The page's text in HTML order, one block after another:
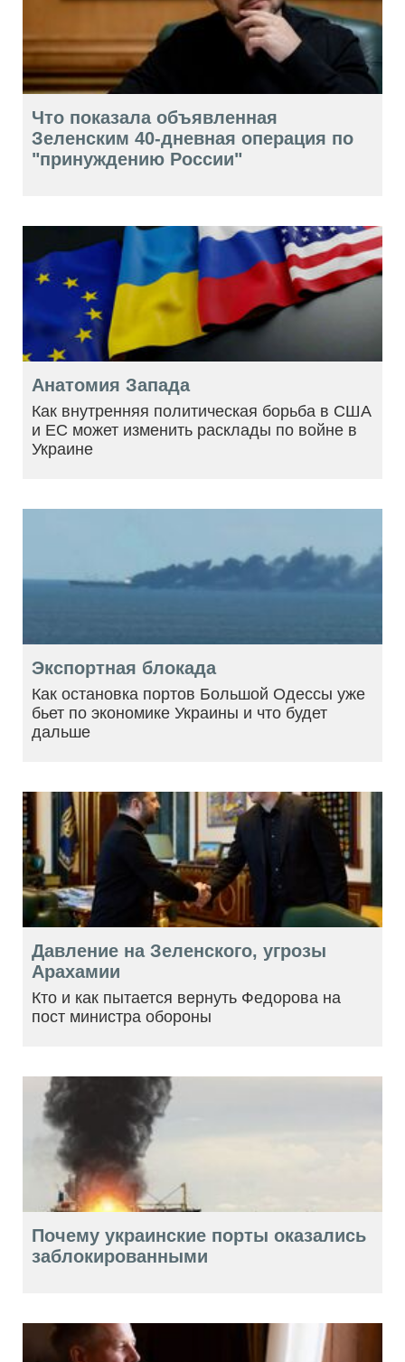
Что показала объявленная
Зеленским 40-дневная операция по
"принуждению России"
Анатомия Запада
Как внутренняя политическая борьба в США
и ЕС может изменить расклады по войне в
Украине
Экспортная блокада
Как остановка портов Большой Одессы уже
бьет по экономике Украины и что будет
дальше
Давление на Зеленского, угрозы
Арахамии
Кто и как пытается вернуть Федорова на
пост министра обороны
Почему украинские порты оказались
заблокированными